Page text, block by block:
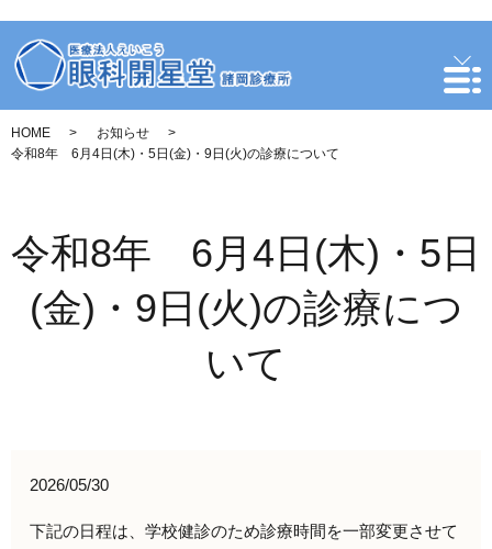
HOME
お知らせ
令和8年 6月4日(木)・5日(金)・9日(火)の診療について
令和8年 6月4日(木)・5日
(金)・9日(火)の診療につ
いて
2026/05/30
下記の日程は、学校健診のため診療時間を一部変更させて